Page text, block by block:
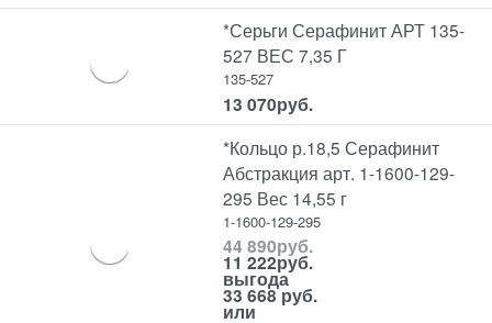
*Серьги Серафинит АРТ 135-
527 ВЕС 7,35 Г
135-527
13 070руб.
*Кольцо р.18,5 Серафинит
Абстракция арт. 1-1600-129-
295 Вес 14,55 г
1-1600-129-295
44 890руб.
11 222руб.
выгода
33 668 руб.
или